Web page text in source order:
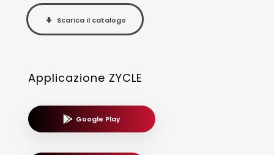
Scarica il catalogo
Applicazione ZYCLE
Google Play